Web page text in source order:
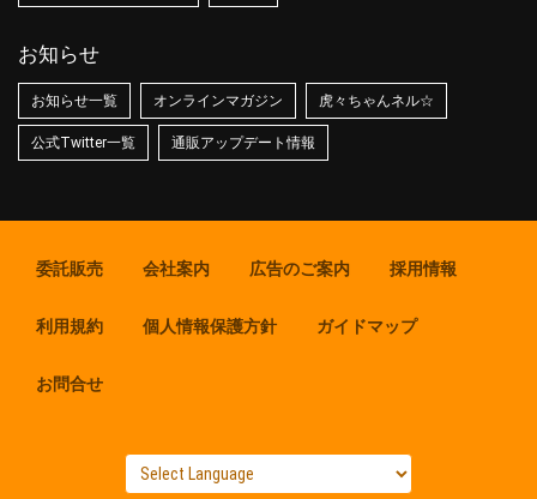
お知らせ
お知らせ一覧 オンラインマガジン 虎々ちゃんネル☆
公式Twitter一覧 通販アップデート情報
委託販売 会社案内 広告のご案内 採用情報
利用規約 個人情報保護方針 ガイドマップ
お問合せ